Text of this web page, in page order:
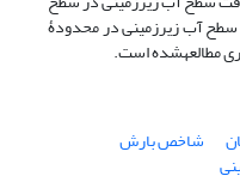
و بالاآمدگی سطح آب زیر‏‏زمینی در محدودۀ
شاخص بارش